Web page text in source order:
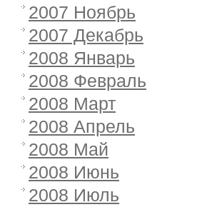
2007 Ноябрь
2007 Декабрь
2008 Январь
2008 Февраль
2008 Март
2008 Апрель
2008 Май
2008 Июнь
2008 Июль